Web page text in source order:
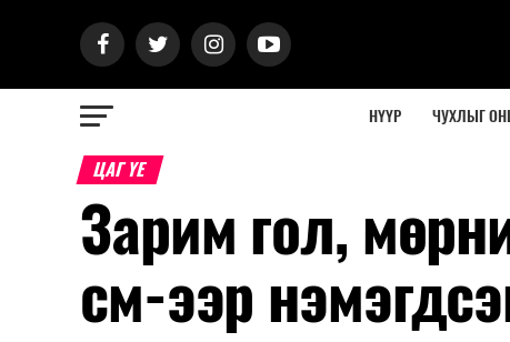
НҮҮР ЧУХЛЫГ
ЦАГ ҮЕ
Зарим гол,
см-ээр